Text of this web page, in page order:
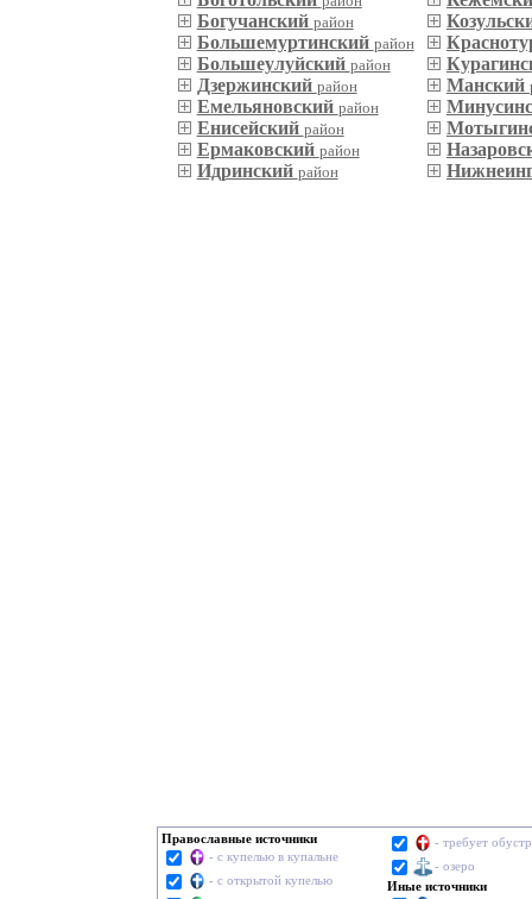
Богучанский район
Большемуртинский район
Большеулуйский район
Дзержинский район
Емельяновский район
Енисейский район
Ермаковский район
Идринский район
Манский
Православные источники
- с купелью в купальне
- с открытой купелью
- требует
- озеро
Иные источники